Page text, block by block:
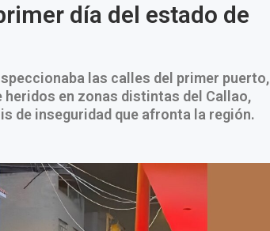
día del estado de
las calles del primer puerto,
en zonas distintas del Callao,
de inseguridad que afronta la región.